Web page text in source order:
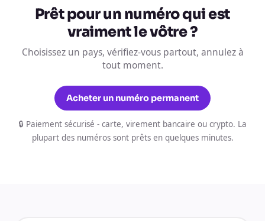
Prêt pour un numéro qui est
vraiment le vôtre ?
Choisissez un pays, vérifiez-vous partout, annulez à
tout moment.
Acheter un numéro permanent
🔒 Paiement sécurisé - carte, virement bancaire ou crypto. La
plupart des numéros sont prêts en quelques minutes.